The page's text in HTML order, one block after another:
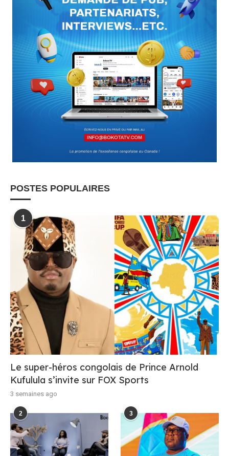
POSTES POPULAIRES
1
Le super-héros congolais de Prince Arnold
Kufulula s’invite sur FOX Sports
3 semaines ago
2 3